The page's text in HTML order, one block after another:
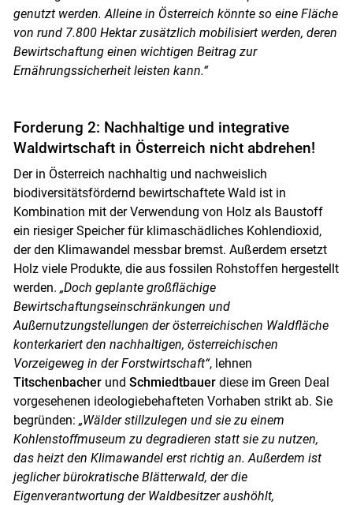
genutzt werden. Alleine in Österreich könnte so eine Fläche
von rund 7.800 Hektar zusätzlich mobilisiert werden, deren
Bewirtschaftung einen wichtigen Beitrag zur
Ernährungssicherheit leisten kann.“
Forderung 2: Nachhaltige und integrative
Waldwirtschaft in Österreich nicht abdrehen!
Der in Österreich nachhaltig und nachweislich
biodiversitätsfördernd bewirtschaftete Wald ist in
Kombination mit der Verwendung von Holz als Baustoff
ein riesiger Speicher für klimaschädliches Kohlendioxid,
der den Klimawandel messbar bremst. Außerdem ersetzt
Holz viele Produkte, die aus fossilen Rohstoffen hergestellt
werden. „Doch geplante großflächige
Bewirtschaftungseinschränkungen und
Außernutzungstellungen der österreichischen Waldfläche
konterkariert den nachhaltigen, österreichischen
Vorzeigeweg in der Forstwirtschaft“, lehnen
Titschenbacherund Schmiedtbauerdiese im Green Deal
vorgesehenen ideologiebehafteten Vorhaben strikt ab. Sie
begründen: „Wälder stillzulegen und sie zu einem
Kohlenstoffmuseum zu degradieren statt sie zu nutzen,
das heizt den Klimawandel erst richtig an. Außerdem ist
jeglicher bürokratische Blätterwald, der die
Eigenverantwortung der Waldbesitzer aushöhlt,